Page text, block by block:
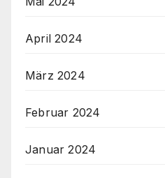
April 2024
März 2024
Februar 2024
Januar 2024